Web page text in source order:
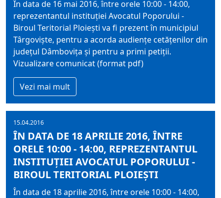
În data de 16 mai 2016, între orele 10:00 - 14:00,
reprezentantul instituţiei Avocatul Poporului -
Biroul Teritorial Ploieşti va fi prezent în municipiul
Târgovişte, pentru a acorda audienţe cetăţenilor din
judeţul Dâmboviţa şi pentru a primi petiţii.
Vizualizare comunicat (format pdf)
Vezi mai mult
15.04.2016
ÎN DATA DE 18 APRILIE 2016, ÎNTRE
ORELE 10:00 - 14:00, REPREZENTANTUL
INSTITUŢIEI AVOCATUL POPORULUI -
BIROUL TERITORIAL PLOIEŞTI
În data de 18 aprilie 2016, între orele 10:00 - 14:00,